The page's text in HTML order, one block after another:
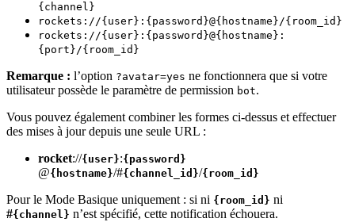
{channel}
rockets://{user}:{password}@{hostname}/{room_id}
rockets://{user}:{password}@{hostname}:
{port}/{room_id}
Remarque : l’option ?avatar=yes ne fonctionnera que si votre
utilisateur possède le paramètre de permission bot.
Vous pouvez également combiner les formes ci-dessus et effectuer
des mises à jour depuis une seule URL :
rocket://{user}:{password}
@{hostname}/#{channel_id}/{room_id}
Pour le Mode Basique uniquement : si ni {room_id} ni
#{channel} n’est spécifié, cette notification échouera.